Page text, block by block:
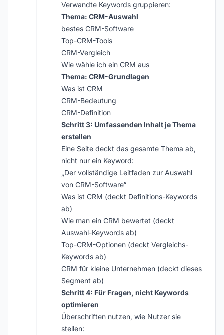
Verwandte Keywords gruppieren:
Thema: CRM-Auswahl
bestes CRM-Software
Top-CRM-Tools
CRM-Vergleich
Wie wähle ich ein CRM aus
Thema: CRM-Grundlagen
Was ist CRM
CRM-Bedeutung
CRM-Definition
Schritt 3: Umfassenden Inhalt je Thema
erstellen
Eine Seite deckt das gesamte Thema ab,
nicht nur ein Keyword:
„Der vollständige Leitfaden zur Auswahl
von CRM-Software“
Was ist CRM (deckt Definitions-Keywords
ab)
Wie man ein CRM bewertet (deckt
Auswahl-Keywords ab)
Top-CRM-Optionen (deckt Vergleichs-
Keywords ab)
CRM für kleine Unternehmen (deckt dieses
Segment ab)
Schritt 4: Für Fragen, nicht Keywords
optimieren
Überschriften nutzen, wie Nutzer sie
stellen: